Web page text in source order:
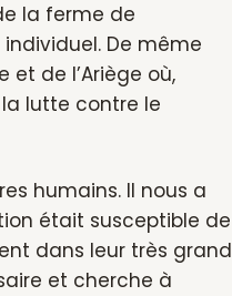
la ferme de
individuel. De même
de l’Ariège où,
la lutte contre le
humains. Il nous a
était susceptible de
dans leur très grand
et cherche à